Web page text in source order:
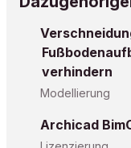
verhindern
Modellierung
Archicad